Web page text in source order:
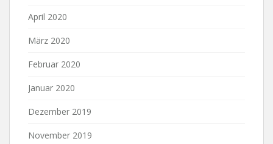
April 2020
März 2020
Februar 2020
Januar 2020
Dezember 2019
November 2019